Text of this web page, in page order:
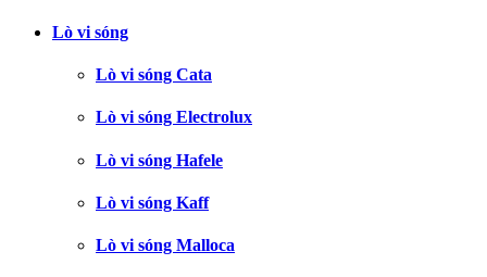
Lò vi sóng
Lò vi sóng Cata
Lò vi sóng Electrolux
Lò vi sóng Hafele
Lò vi sóng Kaff
Lò vi sóng Malloca